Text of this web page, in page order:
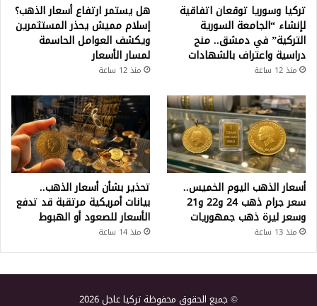
تركيا وسوريا توقعان اتفاقية
لإنشاء “الجامعة السورية
التركية” في دمشق.. منح
دراسية واعتراف بالشهادات
منذ 12 ساعة
هل يستمر ارتفاع أسعار الذهب؟
إسلام مميش يحذر المستثمرين
ويكشف العوامل الحاسمة
لمسار الأسعار
منذ 12 ساعة
أسعار الذهب اليوم الخميس..
سعر جرام ذهب 24 و22 و21
وسعر ليرة ذهب جمهوريات
منذ 13 ساعة
تحذير بشأن أسعار الذهب..
بيانات أمريكية مرتقبة قد تدفع
الأسعار للصعود أو الهبوط
منذ 14 ساعة
© جميع الحقوق محفوظة تركيا عاجل 2026